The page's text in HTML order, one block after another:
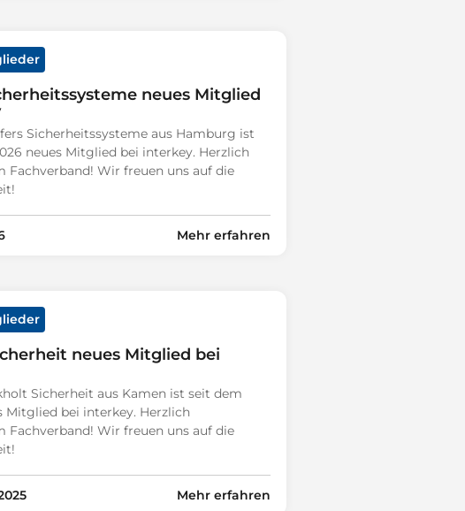
neues Mitglied
Sicherheitssysteme aus Hamburg ist
neues Mitglied bei interkey. Herzlich
Wir freuen uns auf die
Mehr erfahren
neues Mitglied bei
Sicherheit aus Kamen ist seit dem
Mitglied bei interkey. Herzlich
Wir freuen uns auf die
Mehr erfahren